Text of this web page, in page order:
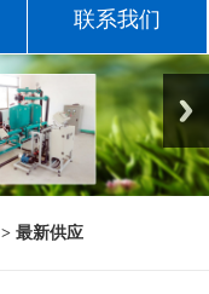
联系我们
> 最新供应